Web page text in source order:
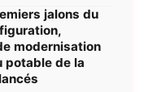
jalons du
modernisation
potable de la